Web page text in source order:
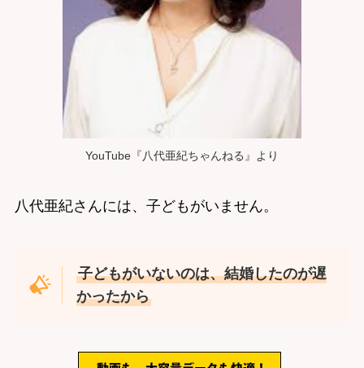
YouTube『八代亜紀ちゃんねる』より
八代亜紀さんには、子どもがいません。
子どもがいないのは、結婚したのが遅
かったから